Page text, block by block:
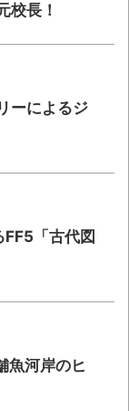
校長！
ーによるジ
「古代図
魚河岸のヒ